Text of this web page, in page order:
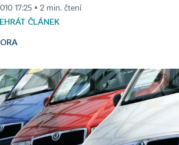
17:25 ▪ 2 min. čtení
ČLÁNEK